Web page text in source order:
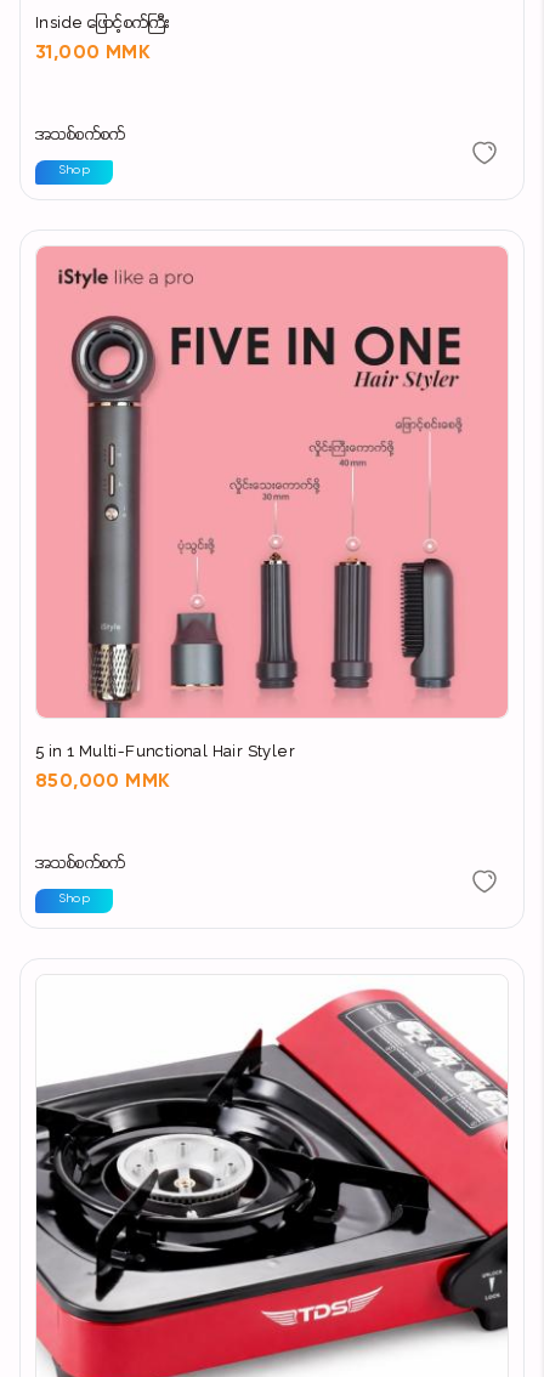
Inside ဖြောင့်စက်ကြီး
31,000 MMK
အသစ်စက်စက်
Shop
5 in 1 Multi-Functional Hair Styler
850,000 MMK
အသစ်စက်စက်
Shop